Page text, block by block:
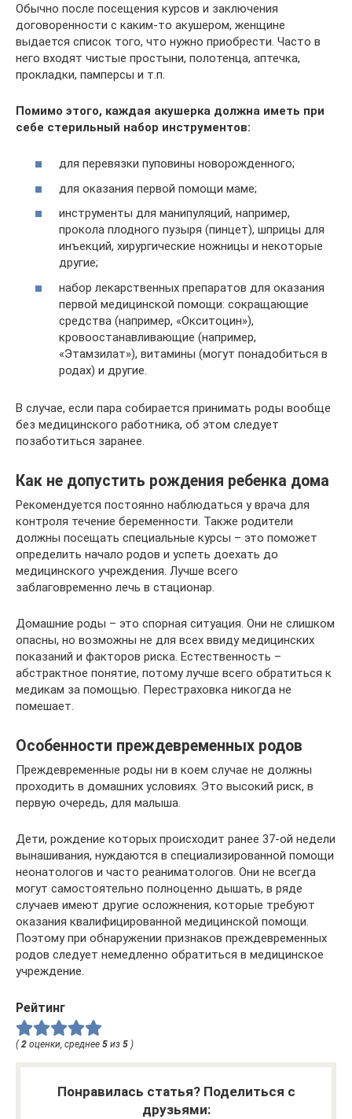
Обычно после посещения курсов и заключения
договоренности с каким-то акушером, женщине
выдается список того, что нужно приобрести. Часто в
него входят чистые простыни, полотенца, аптечка,
прокладки, памперсы и т.п.
Помимо этого, каждая акушерка должна иметь при
себе стерильный набор инструментов:
для перевязки пуповины новорожденного;
для оказания первой помощи маме;
инструменты для манипуляций, например,
прокола плодного пузыря (пинцет), шприцы для
инъекций, хирургические ножницы и некоторые
другие;
набор лекарственных препаратов для оказания
первой медицинской помощи: сокращающие
средства (например, «Окситоцин»),
кровоостанавливающие (например,
«Этамзилат»), витамины (могут понадобиться в
родах) и другие.
В случае, если пара собирается принимать роды вообще
без медицинского работника, об этом следует
позаботиться заранее.
Как не допустить рождения ребенка дома
Рекомендуется постоянно наблюдаться у врача для
контроля течение беременности. Также родители
должны посещать специальные курсы – это поможет
определить начало родов и успеть доехать до
медицинского учреждения. Лучше всего
заблаговременно лечь в стационар.
Домашние роды – это спорная ситуация. Они не слишком
опасны, но возможны не для всех ввиду медицинских
показаний и факторов риска. Естественность –
абстрактное понятие, потому лучше всего обратиться к
медикам за помощью. Перестраховка никогда не
помешает.
Особенности преждевременных родов
Преждевременные роды ни в коем случае не должны
проходить в домашних условиях. Это высокий риск, в
первую очередь, для малыша.
Дети, рождение которых происходит ранее 37-ой недели
вынашивания, нуждаются в специализированной помощи
неонатологов и часто реаниматологов. Они не всегда
могут самостоятельно полноценно дышать, в ряде
случаев имеют другие осложнения, которые требуют
оказания квалифицированной медицинской помощи.
Поэтому при обнаружении признаков преждевременных
родов следует немедленно обратиться в медицинское
учреждение.
Рейтинг
( 2 оценки, среднее 5 из 5 )
Понравилась статья? Поделиться с
друзьями: